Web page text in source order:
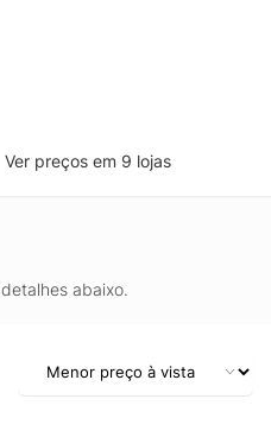
Ver preços em 9 lojas
abaixo.